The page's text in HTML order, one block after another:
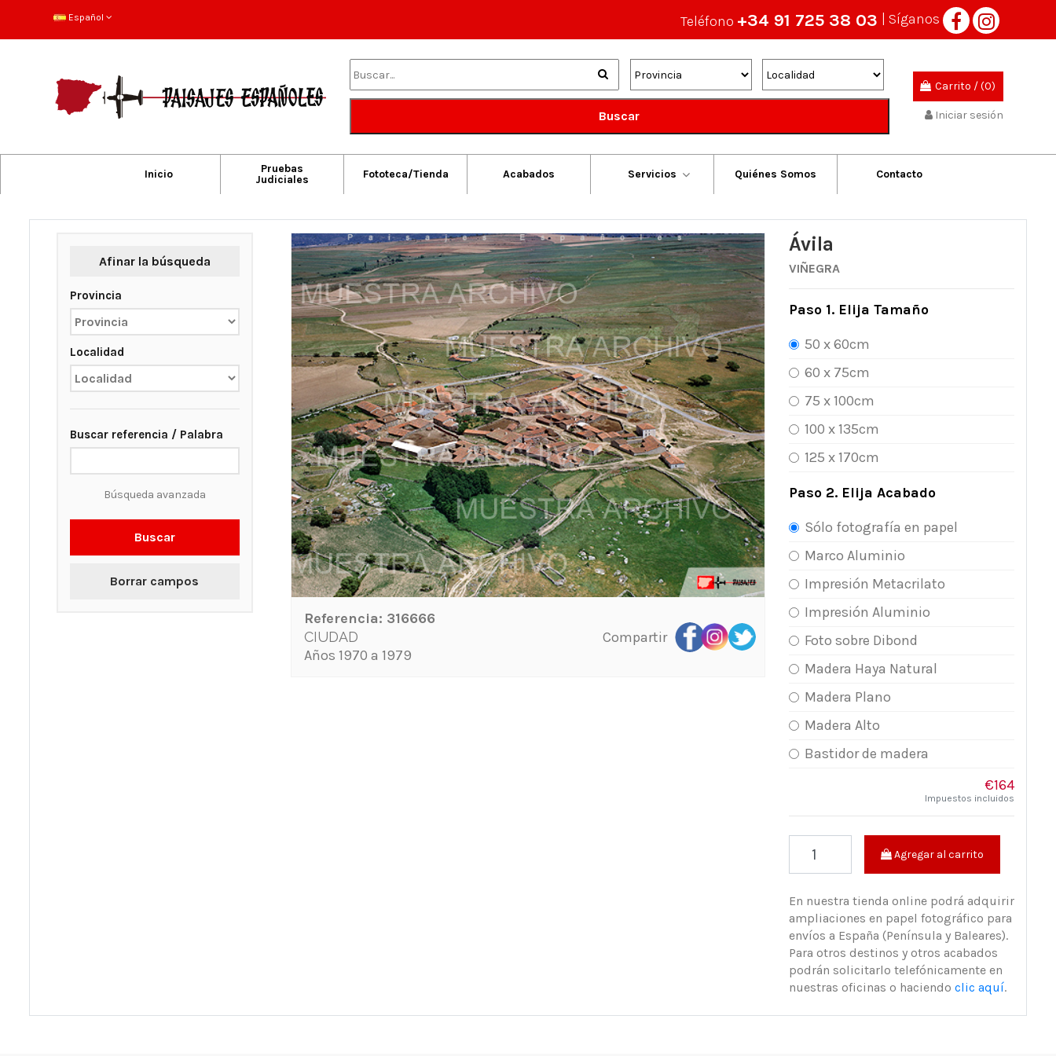
Español Teléfono +34 91 725 38 03 | Síganos
Buscar
Carrito /(0)
Iniciar sesión
Inicio
Pruebas
Judiciales
Fototeca/Tienda Acabados Servicios Quiénes Somos Contacto
Afinar la búsqueda
Provincia
Localidad
Buscar referencia / Palabra
Búsqueda avanzada
Buscar
Borrar campos
Referencia: 316666
CIUDAD
Años 1970 a 1979
Compartir
Ávila
VIÑEGRA
Paso 1. Elija Tamaño
50 x 60cm
60 x 75cm
75 x 100cm
100 x 135cm
125 x 170cm
Paso 2. Elija Acabado
Sólo fotografía en papel
Marco Aluminio
Impresión Metacrilato
Impresión Aluminio
Foto sobre Dibond
Madera Haya Natural
Madera Plano
Madera Alto
Bastidor de madera
€164
Impuestos incluidos
Agregar al carrito
En nuestra tienda online podrá adquirir
ampliaciones en papel fotográfico para
envíos a España (Península y Baleares).
Para otros destinos y otros acabados
podrán solicitarlo telefónicamente en
nuestras oficinas o haciendo clic aquí.